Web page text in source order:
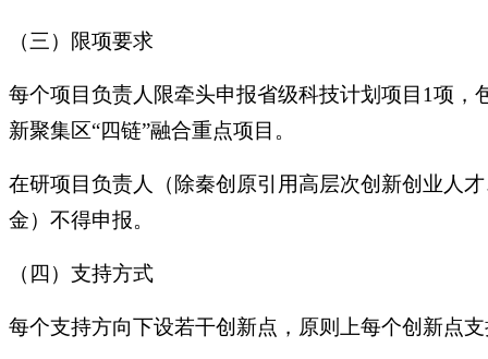
（三）限项要求
每个项目负责人限牵头申报省级科技计划项目1项，
新聚集区“四链”融合重点项目。
在研项目负责人（除秦创原引用高层次创新创业人
金）不得申报。
（四）支持方式
每个支持方向下设若干创新点，原则上每个创新点